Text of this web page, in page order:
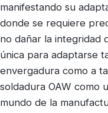
manifestando su
donde se requiere
no dañar la integridad
única para adaptarse
envergadura como a
soldadura OAW como
mundo de la